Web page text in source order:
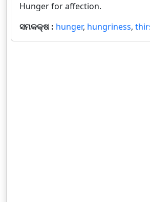
Hunger for affection.
ସମକକ୍ଷ : hunger, hungriness,